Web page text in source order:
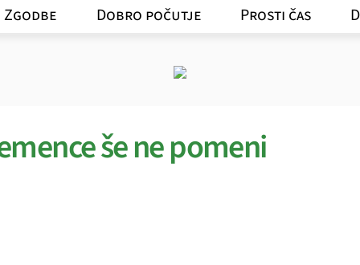
Zgodbe Dobro počutje Prosti čas
še ne pomeni